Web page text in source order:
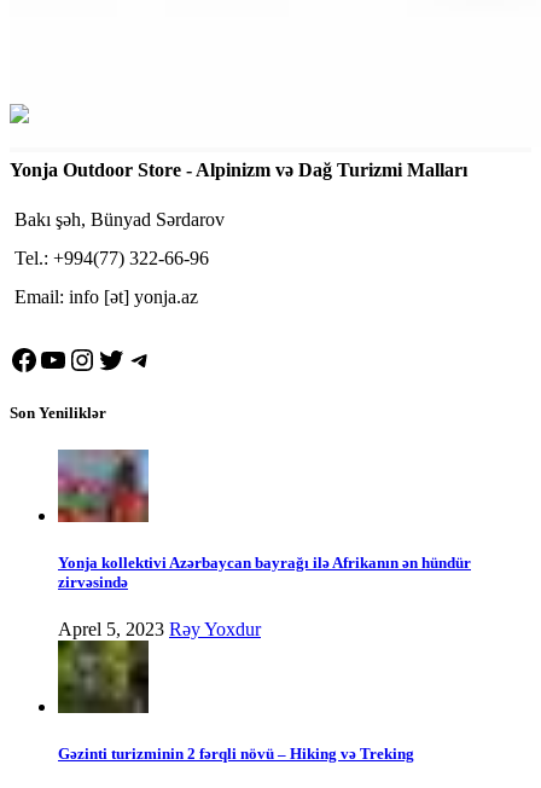
Yonja Outdoor Store - Alpinizm və Dağ Turizmi Malları
Bakı şəh, Bünyad Sərdarov
Tel.: +994(77) 322-66-96
Email: info [ət] yonja.az
Facebook
YouTube
Instagram
TwitterTelegram
Son Yeniliklər
Yonja kollektivi Azərbaycan bayrağı ilə Afrikanın ən hündür
zirvəsində
Aprel 5, 2023 Rəy Yoxdur
Gəzinti turizminin 2 fərqli növü – Hiking və Treking